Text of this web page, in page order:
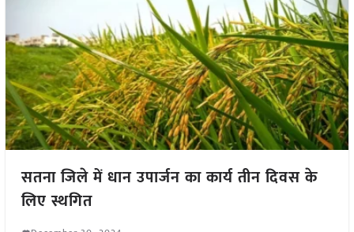
सतना जिले में धान उपार्जन का कार्य तीन दिवस के
लिए स्थगित